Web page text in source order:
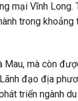
mại Vĩnh
trong
mà còn
đạo địa
triển ngành